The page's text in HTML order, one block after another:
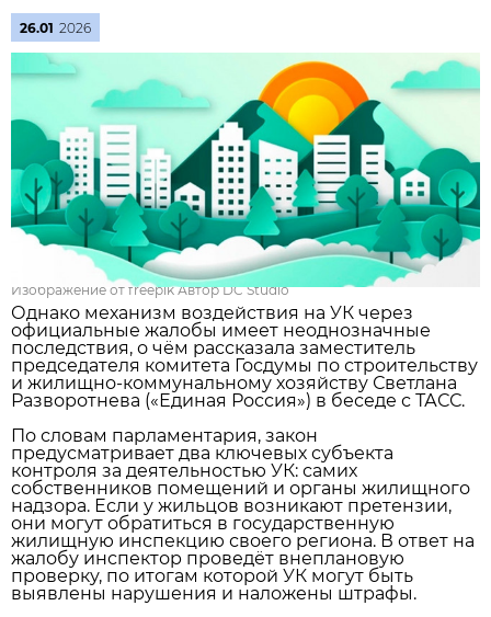
26.01 2026
Изображение от freepik Автор DC Studio
Однако механизм воздействия на УК через
официальные жалобы имеет неоднозначные
последствия, о чём рассказала заместитель
председателя комитета Госдумы по строительству
и жилищно‑коммунальному хозяйству Светлана
Разворотнева («Единая Россия») в беседе с ТАСС.
По словам парламентария, закон
предусматривает два ключевых субъекта
контроля за деятельностью УК: самих
собственников помещений и органы жилищного
надзора. Если у жильцов возникают претензии,
они могут обратиться в государственную
жилищную инспекцию своего региона. В ответ на
жалобу инспектор проведёт внеплановую
проверку, по итогам которой УК могут быть
выявлены нарушения и наложены штрафы.